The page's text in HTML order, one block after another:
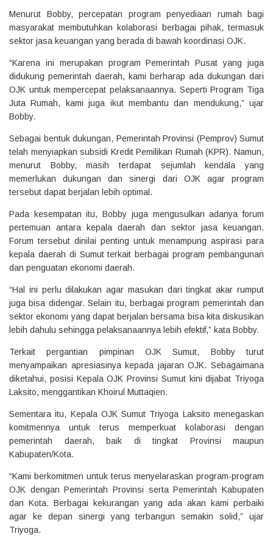
Menurut Bobby, percepatan program penyediaan rumah bagi
masyarakat membutuhkan kolaborasi berbagai pihak, termasuk
sektor jasa keuangan yang berada di bawah koordinasi OJK.
“Karena ini merupakan program Pemerintah Pusat yang juga
didukung pemerintah daerah, kami berharap ada dukungan dari
OJK untuk mempercepat pelaksanaannya. Seperti Program Tiga
Juta Rumah, kami juga ikut membantu dan mendukung,” ujar
Bobby.
Sebagai bentuk dukungan, Pemerintah Provinsi (Pemprov) Sumut
telah menyiapkan subsidi Kredit Pemilikan Rumah (KPR). Namun,
menurut Bobby, masih terdapat sejumlah kendala yang
memerlukan dukungan dan sinergi dari OJK agar program
tersebut dapat berjalan lebih optimal.
Pada kesempatan itu, Bobby juga mengusulkan adanya forum
pertemuan antara kepala daerah dan sektor jasa keuangan.
Forum tersebut dinilai penting untuk menampung aspirasi para
kepala daerah di Sumut terkait berbagai program pembangunan
dan penguatan ekonomi daerah.
“Hal ini perlu dilakukan agar masukan dari tingkat akar rumput
juga bisa didengar. Selain itu, berbagai program pemerintah dan
sektor ekonomi yang dapat berjalan bersama bisa kita diskusikan
lebih dahulu sehingga pelaksanaannya lebih efektif,” kata Bobby.
Terkait pergantian pimpinan OJK Sumut, Bobby turut
menyampaikan apresiasinya kepada jajaran OJK. Sebagaimana
diketahui, posisi Kepala OJK Provinsi Sumut kini dijabat Triyoga
Laksito, menggantikan Khoirul Muttaqien.
Sementara itu, Kepala OJK Sumut Triyoga Laksito menegaskan
komitmennya untuk terus memperkuat kolaborasi dengan
pemerintah daerah, baik di tingkat Provinsi maupun
Kabupaten/Kota.
“Kami berkomitmen untuk terus menyelaraskan program-program
OJK dengan Pemerintah Provinsi serta Pemerintah Kabupaten
dan Kota. Berbagai kekurangan yang ada akan kami perbaiki
agar ke depan sinergi yang terbangun semakin solid,” ujar
Triyoga.